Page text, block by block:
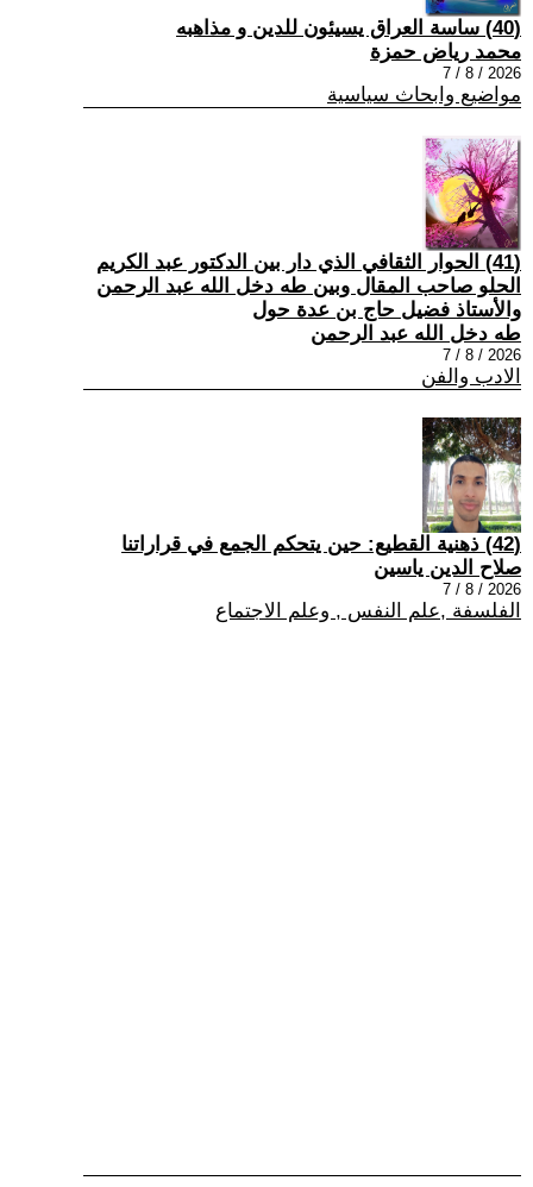
(40) ساسة العراق يسيئون للدين و مذاهبه
محمد رياض حمزة
2026 / 8 / 7
مواضيع وابحاث سياسية
(41) الحوار الثقافي الذي دار بين الدكتور عبد الكريم
الحلو صاحب المقال وبين طه دخل الله عبد الرحمن
والأستاذ فضيل حاج بن عدة حول
طه دخل الله عبد الرحمن
2026 / 8 / 7
الادب والفن
(42) ذهنية القطيع: حين يتحكم الجمع في قراراتنا
صلاح الدين ياسين
2026 / 8 / 7
الفلسفة ,علم النفس , وعلم الاجتماع